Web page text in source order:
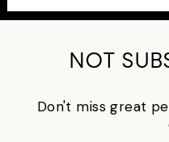
NOT
Don't miss great